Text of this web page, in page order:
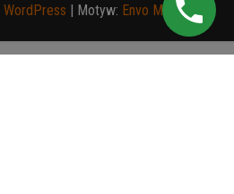
WordPress | Motyw: Envo Magazine